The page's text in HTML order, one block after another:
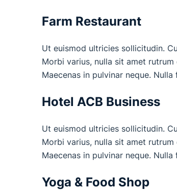
Farm Restaurant
Ut euismod ultricies sollicitudin.
Morbi varius, nulla sit amet
Maecenas in pulvinar neque.
Hotel ACB Business
Ut euismod ultricies sollicitudin.
Morbi varius, nulla sit amet
Maecenas in pulvinar neque.
Yoga & Food Shop